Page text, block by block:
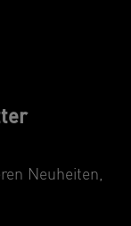
Neuheiten,